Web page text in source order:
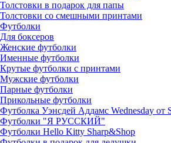
Толстовки в подарок для папы
Толстовки со смешными принтами
Футболки
Для боксеров
Женские футболки
Именные футболки
Крутые футболки с принтами
Мужские футболки
Парные футболки
Прикольные футболки
Футболка Уэнсдей Аддамс Wednesday от
Футболки "Я РУССКИЙ"
Футболки Hello Kitty Sharp&Shop